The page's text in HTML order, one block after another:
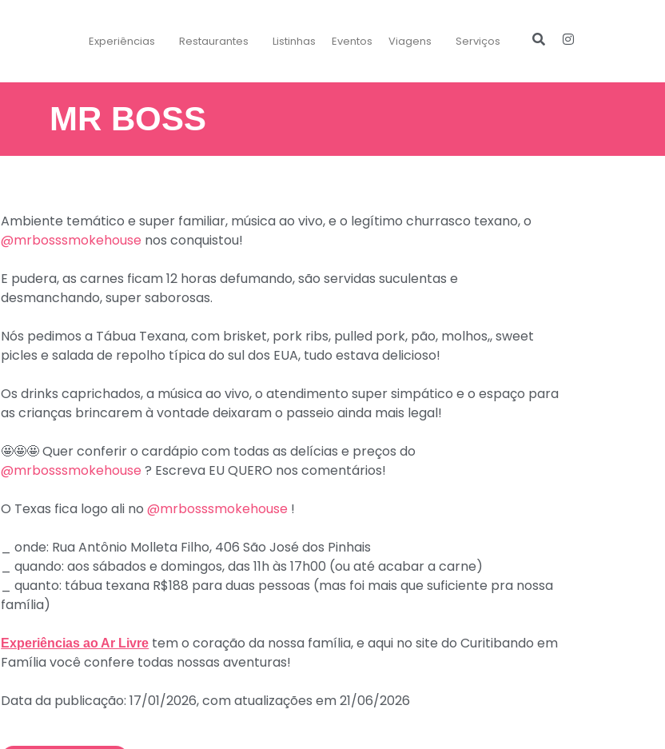
Experiências Restaurantes Listinhas Eventos Viagens Serviços
MR BOSS
Ambiente temático e super familiar, música ao vivo, e o legítimo churrasco texano, o
@mrbosssmokehouse nos conquistou!
E pudera, as carnes ficam 12 horas defumando, são servidas suculentas e
desmanchando, super saborosas.
Nós pedimos a Tábua Texana, com brisket, pork ribs, pulled pork, pão, molhos,, sweet
picles e salada de repolho típica do sul dos EUA, tudo estava delicioso!
Os drinks caprichados, a música ao vivo, o atendimento super simpático e o espaço para
as crianças brincarem à vontade deixaram o passeio ainda mais legal!
🤩🤩🤩 Quer conferir o cardápio com todas as delícias e preços do
@mrbosssmokehouse ? Escreva EU QUERO nos comentários!
O Texas fica logo ali no@mrbosssmokehouse !
_ onde: Rua Antônio Molleta Filho, 406 São José dos Pinhais
_ quando: aos sábados e domingos, das 11h às 17h00 (ou até acabar a carne)
_ quanto: tábua texana R$188 para duas pessoas (mas foi mais que suficiente pra nossa
família)
Experiências ao Ar Livre tem o coração da nossa família, e aqui no site do Curitibando em
Família você confere todas nossas aventuras!
Data da publicação: 17/01/2026, com atualizações em 21/06/2026